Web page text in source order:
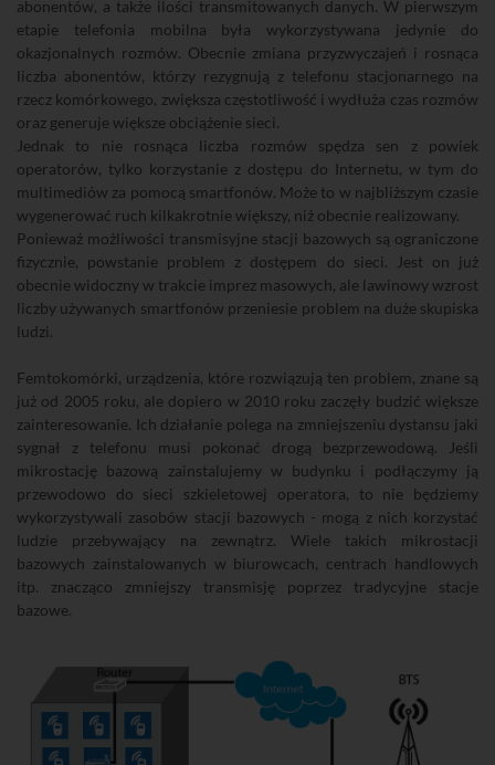
abonentów, a także ilości transmitowanych danych. W pierwszym
etapie telefonia mobilna była wykorzystywana jedynie do
okazjonalnych rozmów. Obecnie zmiana przyzwyczajeń i rosnąca
liczba abonentów, którzy rezygnują z telefonu stacjonarnego na
rzecz komórkowego, zwiększa częstotliwość i wydłuża czas rozmów
oraz generuje większe obciążenie sieci.
Jednak to nie rosnąca liczba rozmów spędza sen z powiek
operatorów, tylko korzystanie z dostępu do Internetu, w tym do
multimediów za pomocą smartfonów. Może to w najbliższym czasie
wygenerować ruch kilkakrotnie większy, niż obecnie realizowany.
Ponieważ możliwości transmisyjne stacji bazowych są ograniczone
fizycznie, powstanie problem z dostępem do sieci. Jest on już
obecnie widoczny w trakcie imprez masowych, ale lawinowy wzrost
liczby używanych smartfonów przeniesie problem na duże skupiska
ludzi.
Femtokomórki, urządzenia, które rozwiązują ten problem, znane są
już od 2005 roku, ale dopiero w 2010 roku zaczęły budzić większe
zainteresowanie. Ich działanie polega na zmniejszeniu dystansu jaki
sygnał z telefonu musi pokonać drogą bezprzewodową. Jeśli
mikrostację bazową zainstalujemy w budynku i podłączymy ją
przewodowo do sieci szkieletowej operatora, to nie będziemy
wykorzystywali zasobów stacji bazowych - mogą z nich korzystać
ludzie przebywający na zewnątrz. Wiele takich mikrostacji
bazowych zainstalowanych w biurowcach, centrach handlowych
itp. znacząco zmniejszy transmisję poprzez tradycyjne stacje
bazowe.